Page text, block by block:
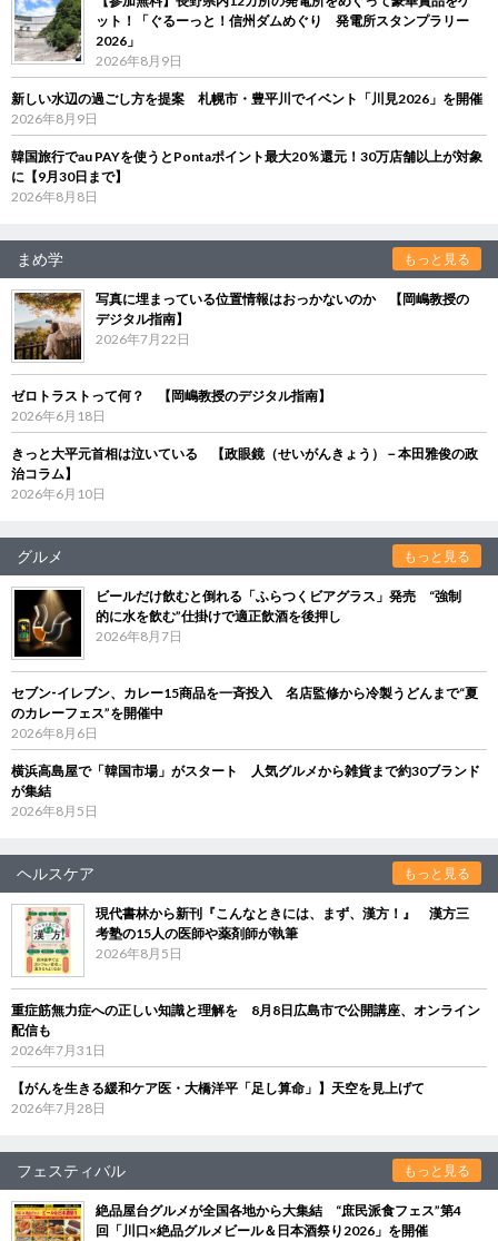
ット！「ぐるーっと！信州ダムめぐり 発電所スタンプラリー
2026」
2026年8月9日
新しい水辺の過ごし方を提案 札幌市・豊平川でイベント「川見2026」を開催
2026年8月9日
韓国旅行でau PAYを使うとPontaポイント最大20％還元！30万店舗以上が対象
に【9月30日まで】
2026年8月8日
まめ学 もっと見る
写真に埋まっている位置情報はおっかないのか 【岡嶋教授の
デジタル指南】
2026年7月22日
ゼロトラストって何？ 【岡嶋教授のデジタル指南】
2026年6月18日
きっと大平元首相は泣いている 【政眼鏡（せいがんきょう）－本田雅俊の政
治コラム】
2026年6月10日
グルメ もっと見る
ビールだけ飲むと倒れる「ふらつくビアグラス」発売 “強制
的に水を飲む”仕掛けで適正飲酒を後押し
2026年8月7日
セブン‐イレブン、カレー15商品を一斉投入 名店監修から冷製うどんまで“夏
のカレーフェス”を開催中
2026年8月6日
横浜高島屋で「韓国市場」がスタート 人気グルメから雑貨まで約30ブランド
が集結
2026年8月5日
ヘルスケア もっと見る
現代書林から新刊『こんなときには、まず、漢方！』 漢方三
考塾の15人の医師や薬剤師が執筆
2026年8月5日
重症筋無力症への正しい知識と理解を 8月8日広島市で公開講座、オンライン
配信も
2026年7月31日
【がんを生きる緩和ケア医・大橋洋平「足し算命」】天空を見上げて
2026年7月28日
フェスティバル もっと見る
絶品屋台グルメが全国各地から大集結 “庶民派食フェス”第4
回「川口×絶品グルメビール＆日本酒祭り2026」を開催